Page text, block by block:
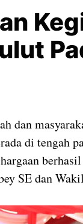
dan
di tengah
SE dan